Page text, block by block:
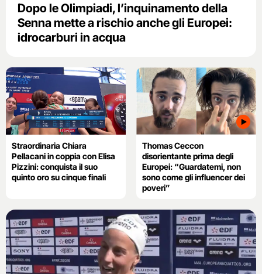
Dopo le Olimpiadi, l’inquinamento della
Senna mette a rischio anche gli Europei:
idrocarburi in acqua
Straordinaria Chiara
Pellacani in coppia con Elisa
Pizzini: conquista il suo
quinto oro su cinque finali
Thomas Ceccon
disorientante prima degli
Europei: “Guardatemi, non
sono come gli influencer dei
poveri”